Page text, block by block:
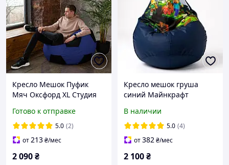
Кресло Мешок Пуфик
Мяч Оксфорд XL Студия
Черный
Готово к отправке
5.0 (2)
от213₴/мес
2 090₴
Кресло мешок груша
синий Майнкрафт
В наличии
5.0 (4)
от382₴/мес
2 100₴